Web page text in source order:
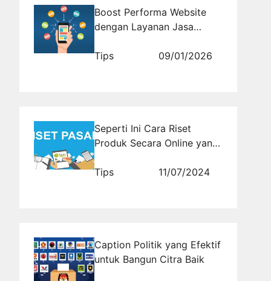
Boost Performa Website
dengan Layanan Jasa
Tips
09/01/2026
Seperti Ini Cara Riset
Produk Secara Online yang
Tips
11/07/2024
Caption Politik yang Efektif
untuk Bangun Citra Baik